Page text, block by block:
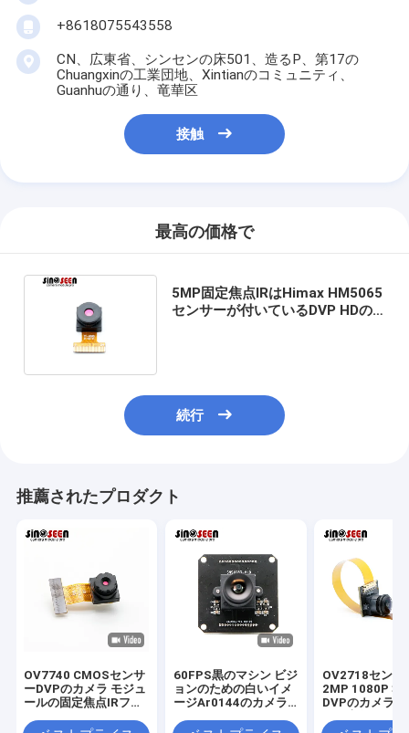
+8618075543558
CN、広東省、シンセンの床501、造るP、第17の
Chuangxinの工業団地、Xintianのコミュニティ、
Guanhuの通り、竜華区
接触
最高の価格で
5MP固定焦点IRはHimax HM5065
センサーが付いているDVP HDの
続行
推薦されたプロダクト
OV7740 CMOSセンサ
ーDVPのカメラ モジュ
ールの固定焦点IRフィ
60FPS黒のマシン ビジ
ョンのための白いイメ
ージAr0144のカメラ
OV2718センサ
2MP 1080P
DVPのカメラ